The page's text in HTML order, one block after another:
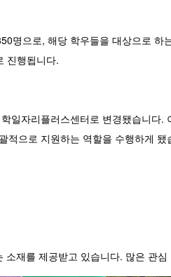
명으로, 해당 학우들을 대상으로 하
진행됩니다.
일자리플러스센터로 변경됐습니다.
적으로 지원하는 역할을 수행하게 됐
재를 제공받고 있습니다. 많은 관심